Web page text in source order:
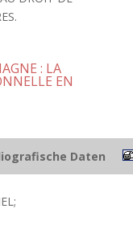
: LA
EN
Daten